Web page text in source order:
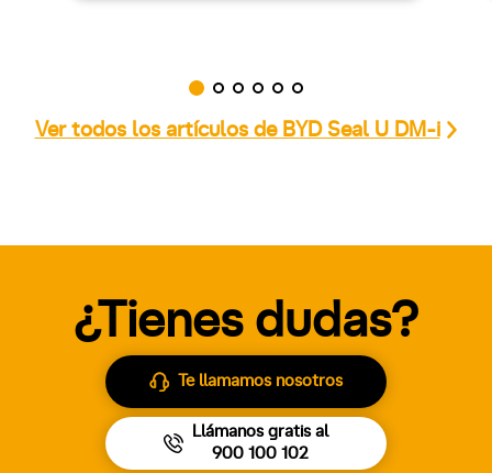
Ver todos los artículos de BYD Seal U DM-i
¿Tienes dudas?
Te llamamos nosotros
Llámanos gratis al
900 100 102